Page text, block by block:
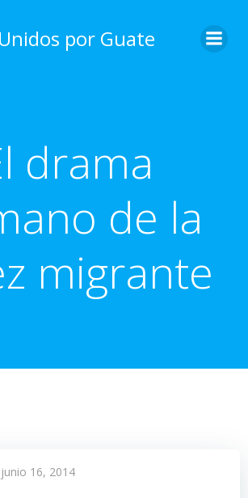
content
por Guate
drama
de la
migrante
junio 16, 2014